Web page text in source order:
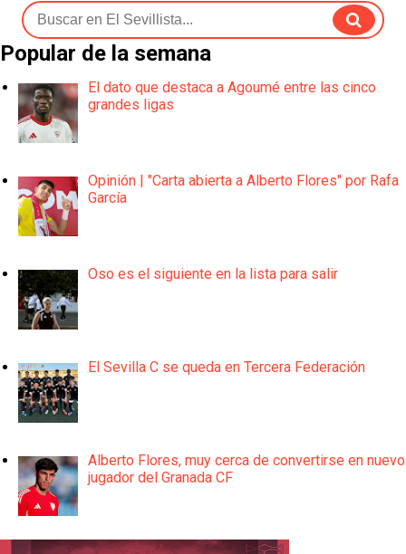
Popular de la semana
El dato que destaca a Agoumé entre las cinco
grandes ligas
Opinión | "Carta abierta a Alberto Flores" por Rafa
García
Oso es el siguiente en la lista para salir
El Sevilla C se queda en Tercera Federación
Alberto Flores, muy cerca de convertirse en nuevo
jugador del Granada CF